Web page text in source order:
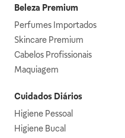
Beleza Premium
Perfumes Importados
Skincare Premium
Cabelos Profissionais
Maquiagem
Cuidados Diários
Higiene Pessoal
Higiene Bucal